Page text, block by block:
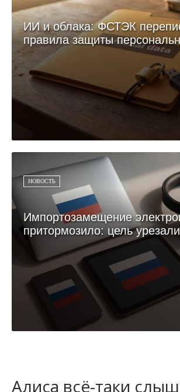
ИИ и облака: ФСТЭК
правила защиты
НОВОСТЬ
Импортозамещение
притормозило: цель
Алиса всё-таки